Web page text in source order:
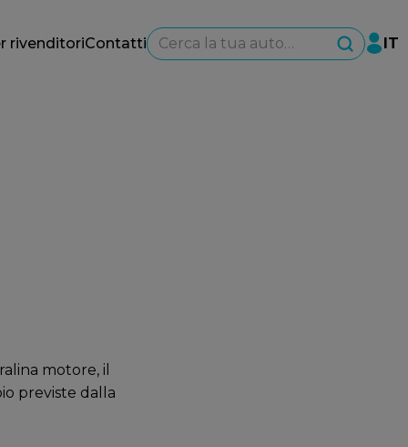
rivenditoriContatti Cerca la tua auto… IT
motore, il
previste dalla